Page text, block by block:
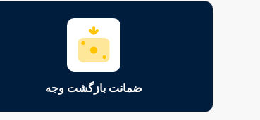
ضمانت بازگشت وجه